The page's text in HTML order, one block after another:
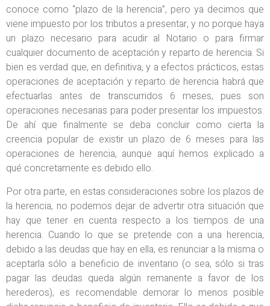
conoce como “plazo de la herencia”, pero ya decimos que
viene impuesto por los tributos a presentar, y no porque haya
un plazo necesario para acudir al Notario o para firmar
cualquier documento de aceptación y reparto de herencia. Si
bien es verdad que, en definitiva, y a efectos prácticos, estas
operaciones de aceptación y reparto de herencia habrá que
efectuarlas antes de transcurridos 6 meses, pues son
operaciones necesarias para poder presentar los impuestos.
De ahí que finalmente se deba concluir como cierta la
creencia popular de existir un plazo de 6 meses para las
operaciones de herencia, aunque aquí hemos explicado a
qué concretamente es debido ello.
Por otra parte, en estas consideraciones sobre los plazos de
la herencia, no podemos dejar de advertir otra situación que
hay que tener en cuenta respecto a los tiempos de una
herencia. Cuando lo que se pretende con a una herencia,
debido a las deudas que hay en ella, es renunciar a la misma o
aceptarla sólo a beneficio de inventario (o sea, sólo si tras
pagar las deudas queda algún remanente a favor de los
herederos), es recomendable demorar lo menos posible